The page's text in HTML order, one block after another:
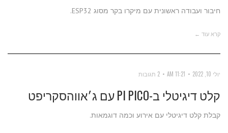
חיבור ועבודה ראשונית עם מיקרו בקר מסוג ESP32.
קרא עוד ←
יולי 10, 2022 11:21 AM 2 תגובות
קלט דיגיטלי ב-PI PICO עם ג׳אווהסקריפט
קבלת קלט דיגיטלי עם אירוע וכמה דוגמאות.